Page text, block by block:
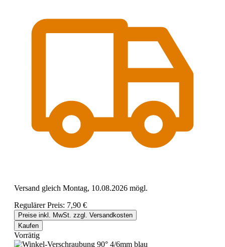
Versand gleich Montag, 10.08.2026 mögl.
Regulärer Preis: 7,90 €
Preise inkl. MwSt. zzgl. Versandkosten
Kaufen
Vorrätig